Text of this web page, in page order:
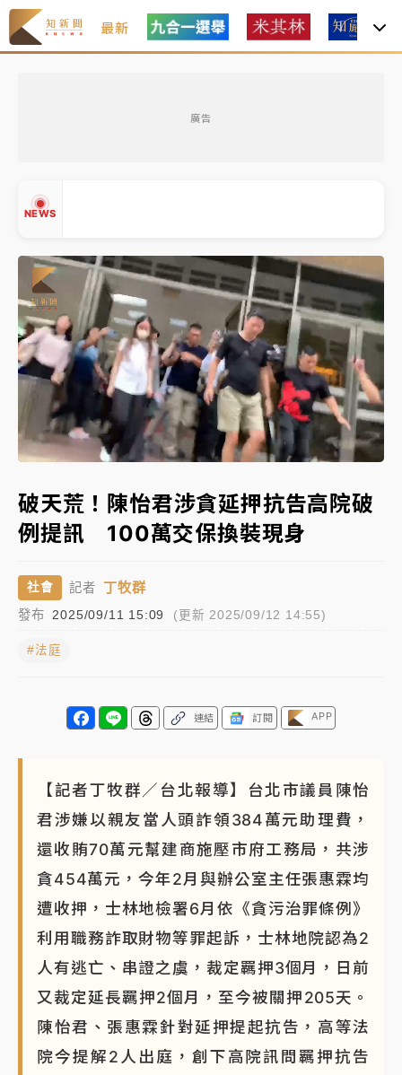
最新
廣告
NEWS
中信慈善基金會想增加董事人數！辜仲諒向法院聲請遭
駁 理由曝光
故宮《龍藏經》特展第2檔！今線上預約開賣一度塞車
周六起展出延長至晚上7時
台東農業處長涉圖利渡假村！東檢抗告成功 今重開羈
押庭
父親節泡湯了！中颱白海豚雨彈轟3天 「紅到發紫」降
雨熱區曝
女律師陳昱瑄詐慈濟10億！黃金158kg遭查扣畫面曝光
旅局回應了
中信慈善基金會想增加董事人數！辜仲諒向法院聲請遭
故宮《龍藏經》特展第2檔！今線上預約開賣一度塞車
周六起展出延長至晚上7時
台東農業處長涉圖利渡假村！東檢抗告成功 今重開羈
父親節泡湯了！中颱白海豚雨彈轟3天 「紅到發紫」降
雨熱區曝
▲
▼
Unmute Loaded :
100.00%
破天荒！陳怡君涉貪延押抗告高院破
例提訊 100萬交保換裝現身
社會 記者 丁牧群
發布 2025/09/11 15:09 (更新 2025/09/12 14:55)
#法庭
連結 訂閱 APP
【記者丁牧群／台北報導】台北市議員陳怡
君涉嫌以親友當人頭詐領384萬元助理費，
還收賄70萬元幫建商施壓市府工務局，共涉
貪454萬元，今年2月與辦公室主任張惠霖均
遭收押，士林地檢署6月依《貪污治罪條例》
利用職務詐取財物等罪起訴，士林地院認為2
人有逃亡、串證之虞，裁定羈押3個月，日前
又裁定延長羈押2個月，至今被關押205天。
陳怡君、張惠霖針對延押提起抗告，高等法
院今提解2人出庭，創下高院訊問羈押抗告